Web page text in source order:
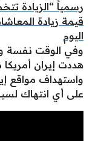
قيمة زيادة
اليوم
وفي الوقت نفسة
هددت إيران
واستهداف مواقع
على أي انتهاك